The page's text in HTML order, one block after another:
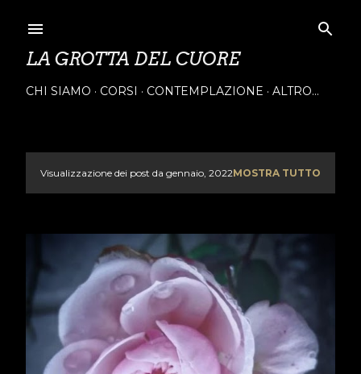
LA GROTTA DEL CUORE
CHI SIAMO CORSI CONTEMPLAZIONE ALTRO…
PVisualizzazione dei post da gennaio, 2022MOSTRA TUTTO